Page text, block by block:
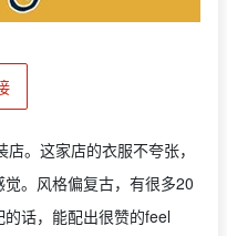
。这家店的衣服不夸张，
。风格偏复古，有很多20
话，能配出很赞的feel